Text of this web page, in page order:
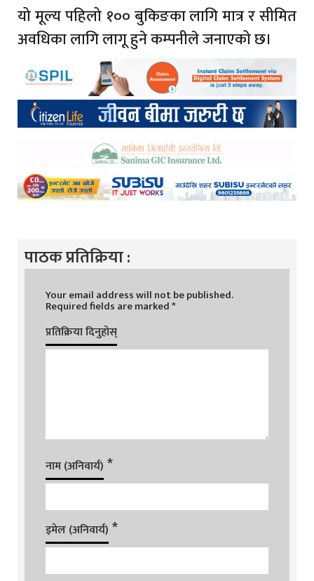
यो मूल्य पहिलो १०० बुकिङका लागि मात्र र सीमित
अवधिका लागि लागू हुने कम्पनीले जनाएको छ।
पाठक प्रतिक्रिया :
Your email address will not be published.
Required fields are marked*
प्रतिक्रिया दिनुहोस्
नाम (अनिवार्य) *
इमेल (अनिवार्य) *